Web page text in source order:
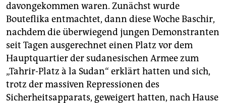
davongekommen waren. Zunächst wurde
Bouteflika entmachtet, dann diese Woche Baschir,
nachdem die überwiegend jungen Demonstranten
seit Tagen ausgerechnet einen Platz vor dem
Hauptquartier der sudanesischen Armee zum
„Tahrir-Platz à la Sudan“ erklärt hatten und sich,
trotz der massiven Repressionen des
Sicherheitsapparats, geweigert hatten, nach Hause